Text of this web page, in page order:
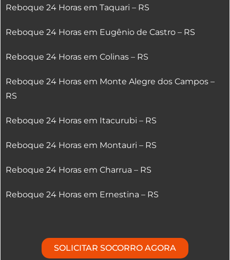
Reboque 24 Horas em Taquari – RS
Reboque 24 Horas em Eugênio de Castro – RS
Reboque 24 Horas em Colinas – RS
Reboque 24 Horas em Monte Alegre dos Campos –
RS
Reboque 24 Horas em Itacurubi – RS
Reboque 24 Horas em Montauri – RS
Reboque 24 Horas em Charrua – RS
Reboque 24 Horas em Ernestina – RS
SOLICITAR SOCORRO AGORA